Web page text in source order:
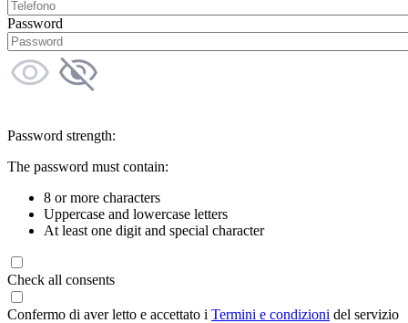
Password
Password strength:
The password must contain:
8 or more characters
Uppercase and lowercase letters
At least one digit and special character
Check all consents
Confermo di aver letto e accettato i Termini e condizioni del servizio